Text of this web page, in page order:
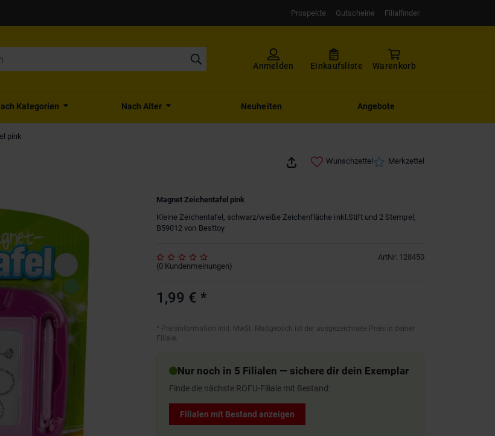
Prospekte Gutscheine Filialfinder
Anmelden Einkaufsliste Warenkorb
Kategorien Nach Alter Neuheiten Angebote
pink
Wunschzettel Merkzettel
Magnet Zeichentafel pink
Kleine Zeichentafel, schwarz/weiße Zeichenfläche inkl.Stift und 2 Stempel,
B59012 von Besttoy
ArtNr: 128450
(0 Kundenmeinungen)
1,99 € *
* Preisinformation inkl. MwSt. Maßgeblich ist der ausgezeichnete Preis in deiner
Filiale.
Nur noch in 5 Filialen — sichere dir dein Exemplar
Finde die nächste ROFU-Filiale mit Bestand:
Filialen mit Bestand anzeigen